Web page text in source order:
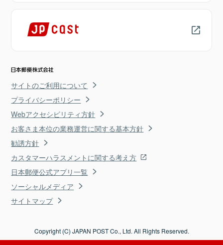
サイトのご利用について
プライバシーポリシー
Webアクセシビリティ方針
お客さま本位の業務運営に関する基本方針
勧誘方針
カスタマーハラスメントに関する考え方
日本郵便公式アプリ一覧
ソーシャルメディア
サイトマップ
Copyright (C) JAPAN POST Co., Ltd. All Rights Reserved.